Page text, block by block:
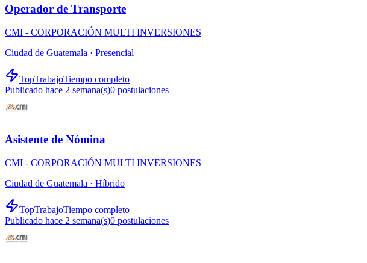
Operador de Transporte
CMI - CORPORACIÓN MULTI INVERSIONES
Ciudad de Guatemala · Presencial
TopTrabajoTiempo completo
Publicado hace 2 semana(s)0 postulaciones
Asistente de Nómina
CMI - CORPORACIÓN MULTI INVERSIONES
Ciudad de Guatemala · Híbrido
TopTrabajoTiempo completo
Publicado hace 2 semana(s)0 postulaciones